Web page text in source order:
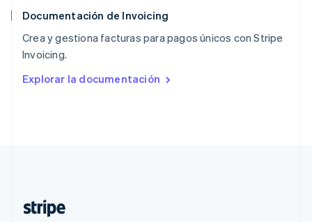
Documentación de Invoicing
Crea y gestiona facturas para pagos únicos con Stripe
Invoicing.
Explorar la documentación
Reino Unido
República Checa
English
English